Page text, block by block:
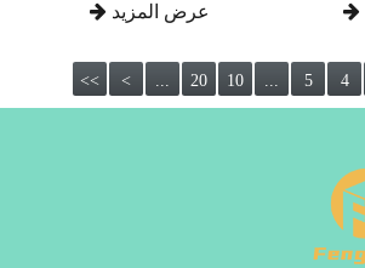
عرض المزيد
4
5
...
10
20
...
>
>>